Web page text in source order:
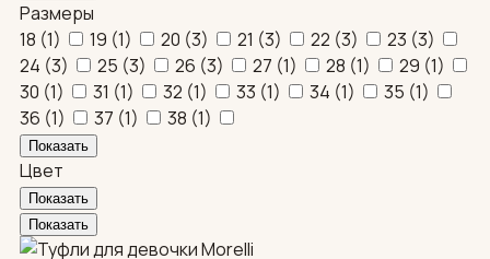
Размеры
18 (1) 19 (1) 20 (3) 21 (3) 22 (3) 23 (3)
24 (3) 25 (3) 26 (3) 27 (1) 28 (1) 29 (1)
30 (1) 31 (1) 32 (1) 33 (1) 34 (1) 35 (1)
36 (1) 37 (1) 38 (1)
Цвет